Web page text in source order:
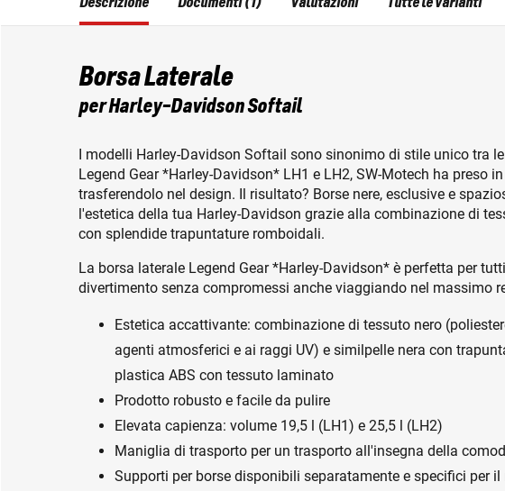
Borsa Laterale
per Harley-Davidson Softail
I modelli Harley-Davidson Softail sono sinonimo di stile unico tra
Legend Gear *Harley-Davidson* LH1 e LH2, SW-Motech ha preso
trasferendolo nel design. Il risultato? Borse nere, esclusive e
l'estetica della tua Harley-Davidson grazie alla combinazione di
con splendide trapuntature romboidali.
La borsa laterale Legend Gear *Harley-Davidson* è perfetta per
divertimento senza compromessi anche viaggiando nel massimo
Estetica accattivante: combinazione di tessuto nero
agenti atmosferici e ai raggi UV) e similpelle nera con
plastica ABS con tessuto laminato
Prodotto robusto e facile da pulire
Elevata capienza: volume 19,5 l (LH1) e 25,5 l (LH2)
Maniglia di trasporto per un trasporto all'insegna della
Supporti per borse disponibili separatamente e specifici per